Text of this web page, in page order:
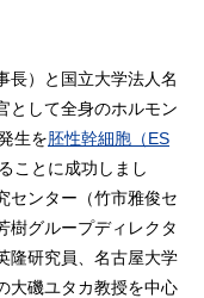
長）と国立大学法人名
として全身のホルモン
生を胚性幹細胞（ES
ことに成功しまし
センター（竹市雅俊セ
樹グループディレクタ
隆研究員、名古屋大学
大磯ユタカ教授を中心